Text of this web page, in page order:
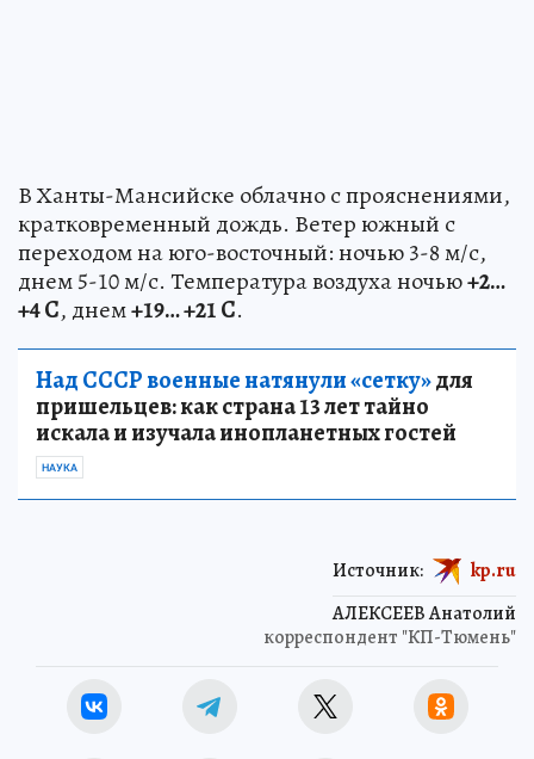
В Ханты-Мансийске облачно с прояснениями,
кратковременный дождь. Ветер южный с
переходом на юго-восточный: ночью 3-8 м/с,
днем 5-10 м/с. Температура воздуха ночью+2…
+4 С, днем+19… +21 С.
Над СССР военные натянули «сетку»для
пришельцев: как страна 13 лет тайно
искала и изучала инопланетных гостей
НАУКА
АЛЕКСЕЕВ Анатолий
корреспондент "КП-Тюмень"
Источник: kp.ru